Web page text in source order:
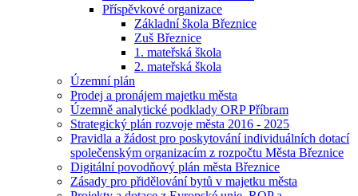
Příspěvkové organizace
Základní škola Březnice
Zuš Březnice
1. mateřská škola
2. mateřská škola
Územní plán
Prodej a pronájem majetku města
Územně analytické podklady ORP Příbram
Strategický plán rozvoje města 2016 - 2025
Pravidla a žádost pro poskytování individuálních dotací
společenským organizacím z rozpočtu Města Březnice
Digitální povodňový plán města Březnice
Zásady pro přidělování bytů v majetku města